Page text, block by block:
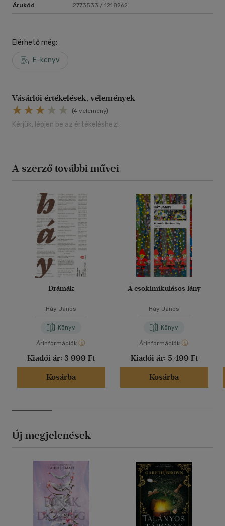
Árukód 2773533 / 1218262
Elérhető még:
E-könyv
Vásárlói értékelések, vélemények
(4 vélemény)
Kérjük, lépjen be az értékeléshez!
A szerző további művei
Drámák
Háy János
Könyv
Árinformációk
Kiadói ár: 3 999 Ft
Kosárba
A csokimikulásos lány
Háy János
Könyv
Árinformációk
Kiadói ár: 5 499 Ft
Kosárba
Új megjelenések